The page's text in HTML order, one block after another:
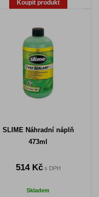
Koupit produkt
SLIME Náhradní náplň
473ml
514 Kčs DPH
Skladem